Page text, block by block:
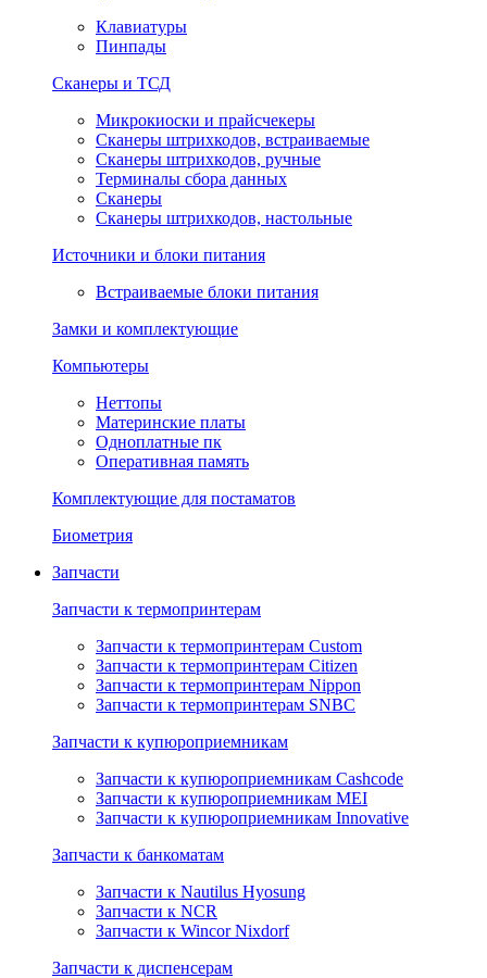
Клавиатуры
Пинпады
Сканеры и ТСД
Микрокиоски и прайсчекеры
Сканеры штрихкодов, встраиваемые
Сканеры штрихкодов, ручные
Терминалы сбора данных
Сканеры
Сканеры штрихкодов, настольные
Источники и блоки питания
Встраиваемые блоки питания
Замки и комплектующие
Компьютеры
Неттопы
Материнские платы
Одноплатные пк
Оперативная память
Комплектующие для постаматов
Биометрия
Запчасти
Запчасти к термопринтерам
Запчасти к термопринтерам Custom
Запчасти к термопринтерам Citizen
Запчасти к термопринтерам Nippon
Запчасти к термопринтерам SNBC
Запчасти к купюроприемникам
Запчасти к купюроприемникам Cashcode
Запчасти к купюроприемникам MEI
Запчасти к купюроприемникам Innovative
Запчасти к банкоматам
Запчасти к Nautilus Hyosung
Запчасти к NCR
Запчасти к Wincor Nixdorf
Запчасти к диспенсерам